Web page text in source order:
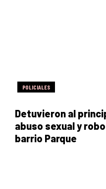
POLICIALES
Detuvieron al
abuso sexual y
barrio Parque